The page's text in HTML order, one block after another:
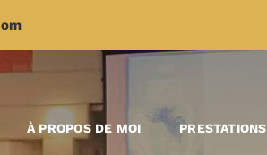
À PROPOS DE MOI PRESTATIONS